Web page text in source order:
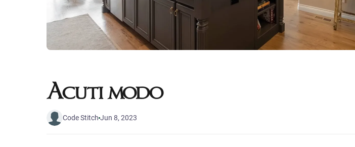
Acuti modo
Code Stitch Jun 8, 2023